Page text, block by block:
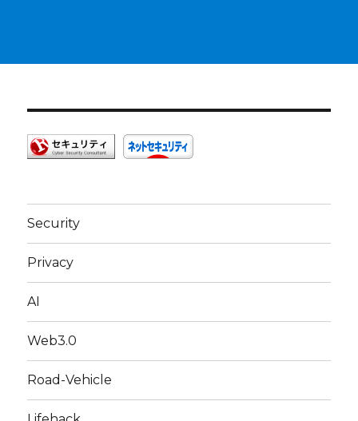
Security
Privacy
AI
Web3.0
Road-Vehicle